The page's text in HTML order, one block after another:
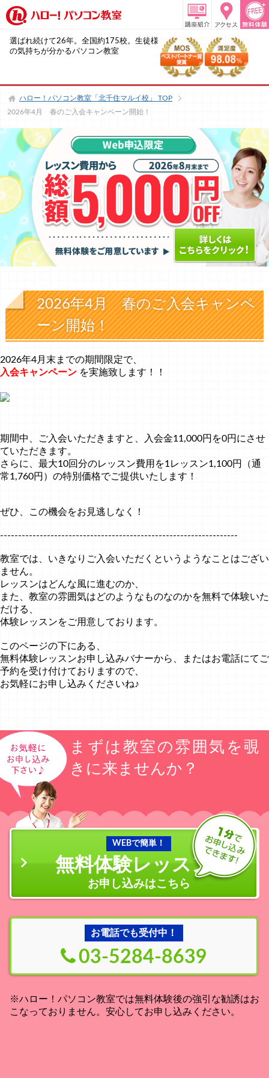
選ばれ続けて26年。全国約175校。生徒様
の気持ちが分かるパソコン教室
ハロー！パソコン教室「北千住マルイ校」
TOP
2026年4月 春のご入会キャンペーン開始！
2026年4月 春のご入会キャンペ
ーン開始！
2026年4月末までの期間限定で、
入会キャンペーン を実施致します！！
期間中、ご入会いただきますと、入会金11,000円を0円にさせ
ていただきます。
さらに、最大10回分のレッスン費用を1レッスン1,100円（通
常1,760円）の特別価格でご提供いたします！
ぜひ、この機会をお見逃しなく！
------------------------------------------------------------------
教室では、いきなりご入会いただくというようなことはござい
ません。
レッスンはどんな風に進むのか、
また、教室の雰囲気はどのようなものなのかを無料で体験いた
だける、
体験レッスンをご用意しております。
このページの下にある、
無料体験レッスンお申し込みバナーから、またはお電話にてご
予約を受け付けておりますので、
お気軽にお申し込みくださいね♪
まずは教室の雰囲気を覗
きに来ませんか？
WEBで簡単！
無料体験レッスン
お申し込みはこちら
お電話でも受付中！
03-5284-8639
※ハロー！パソコン教室では無料体験後の強引な勧誘はお
こなっておりません。安心してお申し込みください。